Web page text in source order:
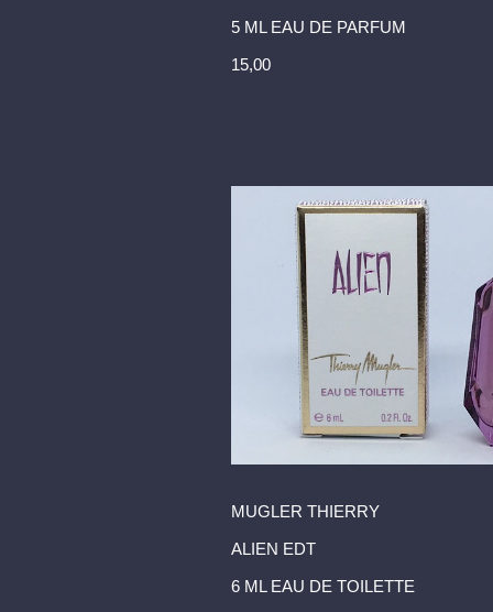
5 ML EAU DE PARFUM
15,00
MUGLER THIERRY
ALIEN EDT
6 ML EAU DE TOILETTE